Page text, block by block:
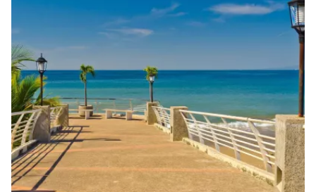
Continuar com o correio
eletrónico